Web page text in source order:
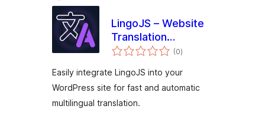
LingoJS – Website
Translation
Integration
(0個
の
価
)
Easily integrate LingoJS into your
WordPress site for fast and automatic
multilingual translation.